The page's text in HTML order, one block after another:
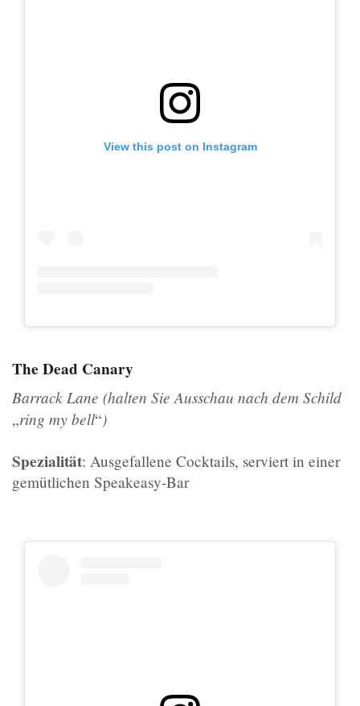
View this post on Instagram
The Dead Canary
Barrack Lane (halten Sie Ausschau nach dem Schild
„ring my bell“)
Spezialität: Ausgefallene Cocktails, serviert in einer
gemütlichen Speakeasy-Bar